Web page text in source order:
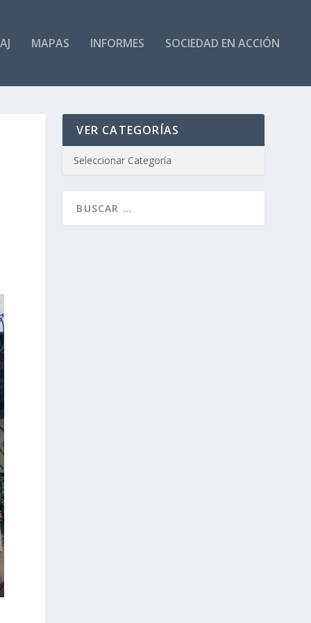
MAPAS INFORMES SOCIEDAD EN ACCIÓN
VER CATEGORÍAS